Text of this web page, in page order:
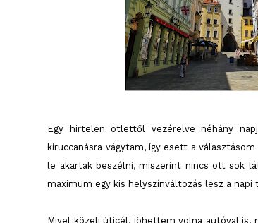
Egy hirtelen ötlettől vezérelve néhány
kiruccanásra vágytam, így esett a
le akartak beszélni, miszerint nincs ott sok
maximum egy kis helyszínváltozás lesz a napi
Mivel közeli úticél, jöhettem volna autóval is,